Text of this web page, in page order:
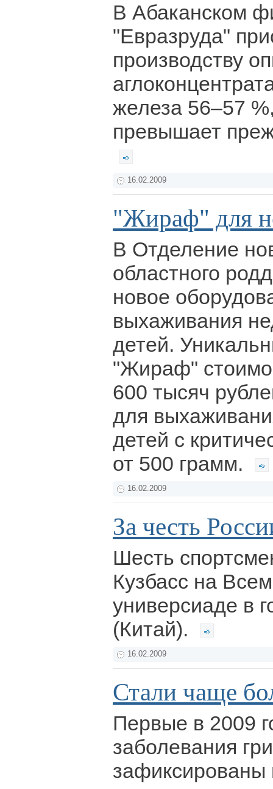
В Абаканском
"Евразруда"
производству
железа 56–57
превышает
16.02.2009
"Жираф" для
В Отделение
областного
новое
выхаживания
детей.
"Жираф"
600 тысяч
для
детей с
от 500 грамм.
16.02.2009
За честь
Шесть
Кузбасс на
универсиаде в
(Китай).
16.02.2009
Стали чаще
Первые в 2009
заболевания
зафиксированы